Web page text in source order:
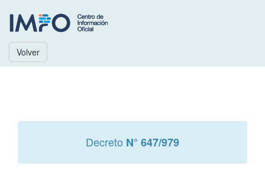
Volver
Decreto N° 647/979